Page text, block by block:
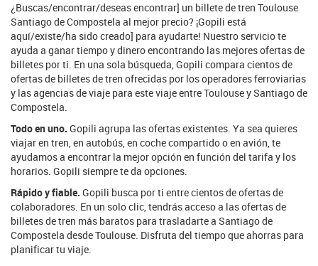
¿Buscas/encontrar/deseas encontrar] un billete de tren Toulouse
Santiago de Compostela al mejor precio? ¡Gopili está
aquí/existe/ha sido creado] para ayudarte! Nuestro servicio te
ayuda a ganar tiempo y dinero encontrando las mejores ofertas de
billetes por ti. En una sola búsqueda, Gopili compara cientos de
ofertas de billetes de tren ofrecidas por los operadores ferroviarias
y las agencias de viaje para este viaje entre Toulouse y Santiago de
Compostela.
Todo en uno. Gopili agrupa las ofertas existentes. Ya sea quieres
viajar en tren, en autobús, en coche compartido o en avión, te
ayudamos a encontrar la mejor opción en función del tarifa y los
horarios. Gopili siempre te da opciones.
Rápido y fiable. Gopili busca por ti entre cientos de ofertas de
colaboradores. En un solo clic, tendrás acceso a las ofertas de
billetes de tren más baratos para trasladarte a Santiago de
Compostela desde Toulouse. Disfruta del tiempo que ahorras para
planificar tu viaje.